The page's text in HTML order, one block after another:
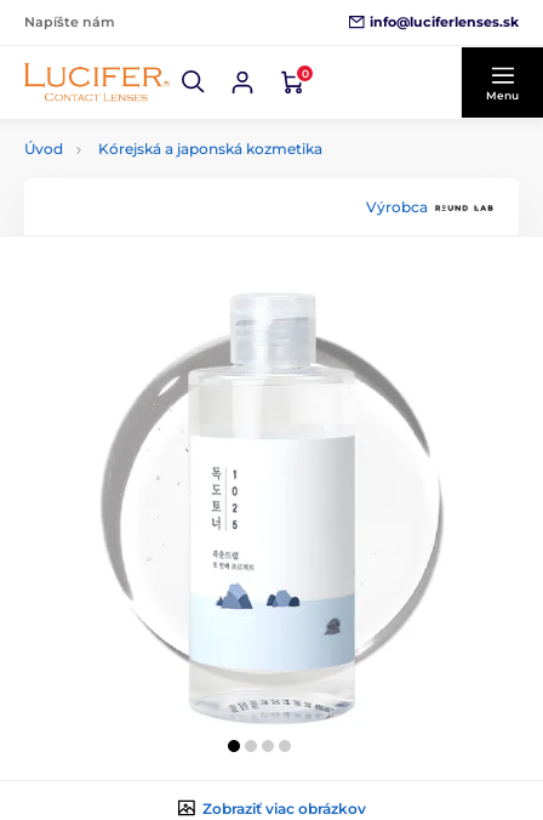
Napíšte nám info@luciferlenses.sk
0
Menu
Úvod Kórejská a japonská kozmetika
Výrobca
Zobraziť viac obrázkov